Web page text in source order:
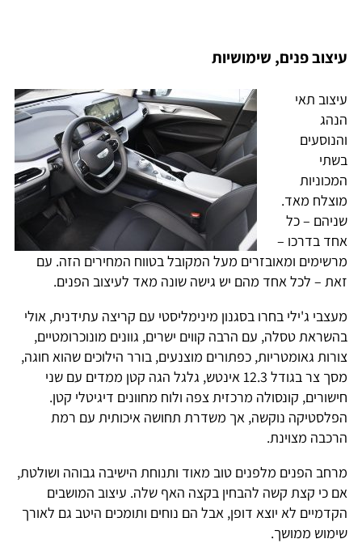
עיצוב פנים, שימושיות
עיצוב תאי
הנהג
והנוסעים
בשתי
המכוניות
מוצלח מאד.
שניהם – כל
אחד בדרכו –
מרשימים ומאובזרים מעל המקובל בטווח המחירים הזה. עם
זאת – לכל אחד מהם יש גישה שונה מאד לעיצוב הפנים.
מעצבי ג'ילי בחרו בסגנון מינימליסטי עם קריצה עתידנית, אולי
בהשראת טסלה, עם הרבה קווים ישרים, גוונים מונוכרומטיים,
צורות גאומטריות, כפתורים מוצנעים, בורר הילוכים שהוא חוגה,
מסך צר בגודל 12.3 אינטש, גלגל הגה קטן ממדים עם שני
חישורים, קונסולה מרכזית צפה ולוח מחוונים דיגיטלי קטן.
הפלסטיקה נוקשה, אך משדרת תחושה איכותית עם רמת
הרכבה מצוינת.
מרחב הפנים מלפנים טוב מאוד ותנוחת הישיבה גבוהה ושולטת,
אם כי קצת קשה להבחין בקצה האף שלה. עיצוב המושבים
הקדמיים לא יוצא דופן, אבל הם נוחים ותומכים היטב גם לאורך
שימוש ממושך.